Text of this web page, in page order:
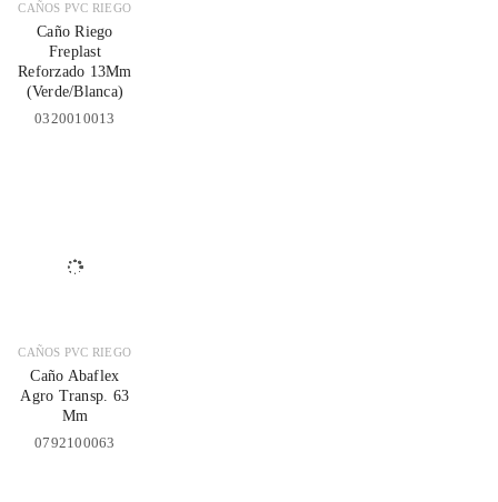
CAÑOS PVC RIEGO
Caño Riego
Freplast
Reforzado 13Mm
(Verde/Blanca)
0320010013
CAÑOS PVC RIEGO
Caño Abaflex
Agro Transp. 63
Mm
0792100063